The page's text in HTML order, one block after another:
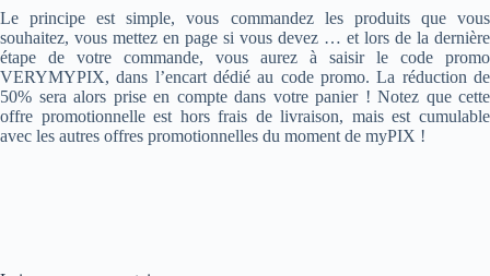
Le principe est simple, vous commandez les produits que vous
souhaitez, vous mettez en page si vous devez … et lors de la dernière
étape de votre commande, vous aurez à saisir le code promo
VERYMYPIX, dans l’encart dédié au code promo. La réduction de
50% sera alors prise en compte dans votre panier ! Notez que cette
offre promotionnelle est hors frais de livraison, mais est cumulable
avec les autres offres promotionnelles du moment de myPIX !